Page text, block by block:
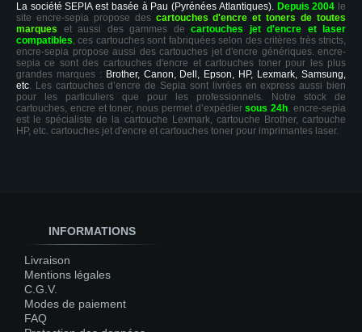
La société SEPIA est basée à Pau (Pyrénées Atlantiques). Depuis 2004 le
site encre-sepia propose des cartouches d'encre et toners de toutes
marques et aussi des gammes de cartouches jet d'encre et laser
compatibles, ces cartouches sont fabriquées selon des critères très stricts,
encre-sepia propose aussi des cartouches jet d'encre génériques. encre-
sepia ce sont des cartouches d'encre et cartouches toner pour les plus
grandes marques : Brother, Canon, Dell, Epson, HP, Lexmark, Samsung,
etc. Les cartouches d’encre de Sepia sont livrées en express aussi bien
pour les particuliers que pour les professionnels. Notre stock de
cartouches, encre et toner, nous permet d’expédiersous 24h. encre-sepia
est le spécialiste de la cartouche Lexmark, cartouche Brother, cartouche
HP, etc. cartouches jet d'encre et cartouches toner pour imprimantes laser.
INFORMATIONS
Livraison
Mentions légales
C.G.V.
Modes de paiement
FAQ